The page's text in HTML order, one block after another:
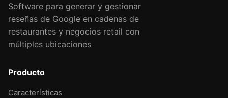
Software para generar y gestionar
reseñas de Google en cadenas de
restaurantes y negocios retail con
múltiples ubicaciones
Producto
Características